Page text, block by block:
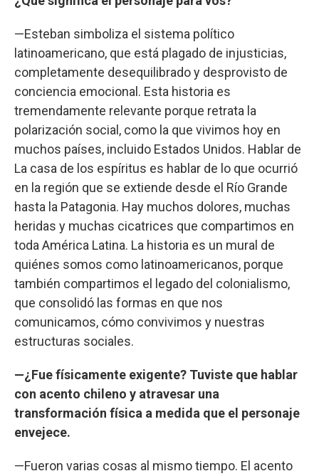
—Esteban simboliza el sistema político
latinoamericano, que está plagado de injusticias,
completamente desequilibrado y desprovisto de
conciencia emocional. Esta historia es
tremendamente relevante porque retrata la
polarización social, como la que vivimos hoy en
muchos países, incluido Estados Unidos. Hablar de
La casa de los espíritus es hablar de lo que ocurrió
en la región que se extiende desde el Río Grande
hasta la Patagonia. Hay muchos dolores, muchas
heridas y muchas cicatrices que compartimos en
toda América Latina. La historia es un mural de
quiénes somos como latinoamericanos, porque
también compartimos el legado del colonialismo,
que consolidó las formas en que nos
comunicamos, cómo convivimos y nuestras
estructuras sociales.
—¿Fue físicamente exigente? Tuviste que hablar
con acento chileno y atravesar una
transformación física a medida que el personaje
envejece.
—Fueron varias cosas al mismo tiempo. El acento